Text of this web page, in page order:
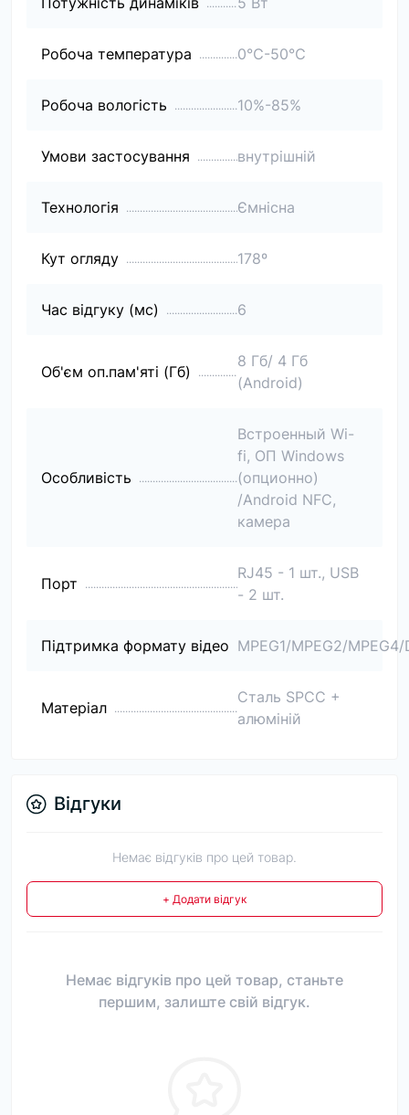
Робоча температура 0℃-50℃
Робоча вологість 10%-85%
Умови застосування внутрішній
Технологія Ємнісна
Кут огляду 178º
Час відгуку (мс) 6
Об'єм оп.пам'яті (Гб)
8 Гб/ 4 Гб
(Android)
Особливість
Встроенный Wi-
fi, ОП Windows
(опционно)
/Android NFC,
камера
Порт
RJ45 - 1 шт., USB
- 2 шт.
Підтримка формату відео MPEG1/MPEG2/
Матеріал
Сталь SPCC +
алюміній
Відгуки
Немає відгуків про цей товар.
+ Додати відгук
Немає відгуків про цей товар, станьте
першим, залиште свій відгук.